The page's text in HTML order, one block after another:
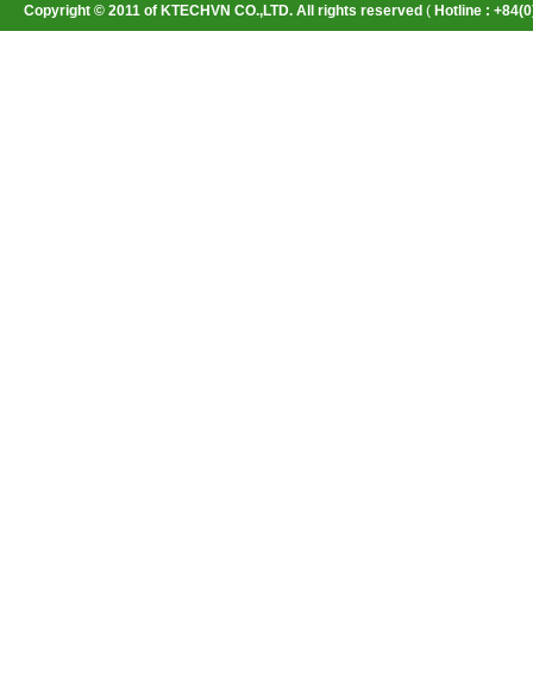
Copyright © 2011 of KTECHVN CO.,LTD. All rights reserved ( Hotline :